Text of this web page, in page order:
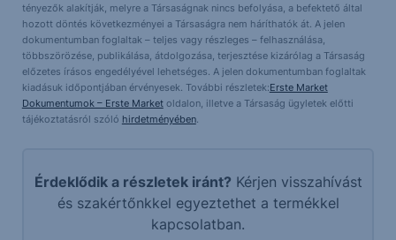
tényezők alakítják, melyre a Társaságnak nincs befolyása, a befektető által
hozott döntés következményei a Társaságra nem háríthatók át. A jelen
dokumentumban foglaltak – teljes vagy részleges – felhasználása,
többszörözése, publikálása, átdolgozása, terjesztése kizárólag a Társaság
előzetes írásos engedélyével lehetséges. A jelen dokumentumban foglaltak
kiadásuk időpontjában érvényesek. További részletek:Erste Market
Dokumentumok – Erste Marketoldalon, illetve a Társaság ügyletek előtti
tájékoztatásról szóló hirdetményében.
Érdeklődik a részletek iránt? Kérjen visszahívást
és szakértőnkkel egyeztethet a termékkel
kapcsolatban.